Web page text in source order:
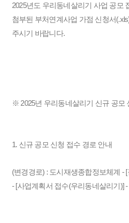
2025년도 우리동네살리기 사업 공모
첨부된 부처연계사업 가점 신청서
주시기 바랍니다.
※ 2025년 우리동네살리기 신규 공모
1. 신규 공모 신청 접수 경로 안내
(변경경로) : 도시재생종합정보체계 -
- [사업계획서 접수(우리동네살리기)]